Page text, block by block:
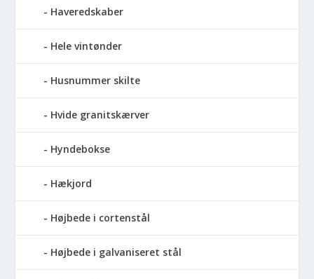
Haveredskaber
Hele vintønder
Husnummer skilte
Hvide granitskærver
Hyndebokse
Hækjord
Højbede i cortenstål
Højbede i galvaniseret stål